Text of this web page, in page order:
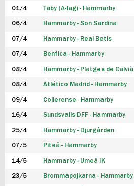
FUTSAL DAM
01/4 Täby (A-lag) - Hammarby
06/4 Hammarby - Son Sardina
07/4 Hammarby - Real Betis
07/4 Benfica - Hammarby
08/4 Hammarby - Platges de Calvià
08/4 Atlético Madrid - Hammarby
09/4 Collerense - Hammarby
16/4 Sundsvalls DFF - Hammarby
25/4 Hammarby - Djurgården
07/5 Piteå - Hammarby
14/5 Hammarby - Umeå IK
23/5 Brommapojkarna - Hammarby